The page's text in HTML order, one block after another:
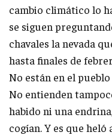
cambio climático lo
se siguen
chavales la nevada
hasta finales de
No están en el
No entienden
habido ni una
cogían. Y es que heló